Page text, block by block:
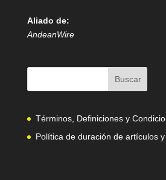
Aliado de:
AndeanWire
Términos, Definiciones y
Política de duración de artículos